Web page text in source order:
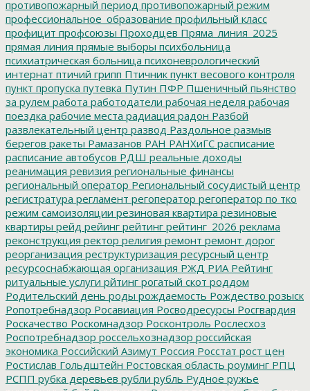
противопожарный период противопожарный режим
профессиональное_образование профильный класс
профицит профсоюзы Проходцев Пряма_линия_2025
прямая линия прямые выборы психбольница
психиатрическая больница психоневрологический
интернат птичий грипп Птичник пункт весового контроля
пункт пропуска путевка Путин ПФР Пшеничный пьянство
за рулем работа работодатели рабочая неделя рабочая
поездка рабочие места радиация радон Разбой
развлекательный центр развод Раздольное размыв
берегов ракеты Рамазанов РАН РАНХиГС расписание
расписание автобусов РДШ реальные доходы
реанимация ревизия региональные финансы
региональный оператор Региональный сосудистый центр
регистратура регламент регоператор регоператор по тко
режим самоизоляции резиновая квартира резиновые
квартиры рейд рейинг рейтинг рейтинг_2026 реклама
реконструкция ректор религия ремонт ремонт дорог
реорганизация реструктуризация ресурсный центр
ресурсоснабжающая организация РЖД РИА Рейтинг
ритуальные услуги рйтинг рогатый скот роддом
Родительский день роды рождаемость Рождество розыск
Ропотребнадзор Росавиация Росводресурсы Росгвардия
Роскачество Роскомнадзор Росконтроль Рослесхоз
Роспотребнадзор россельхознадзор российская
экономика Российский Азимут Россия Росстат рост цен
Ростислав Гольдштейн Ростовская область роуминг РПЦ
РСПП рубка деревьев рубли рубль Рудное ружье